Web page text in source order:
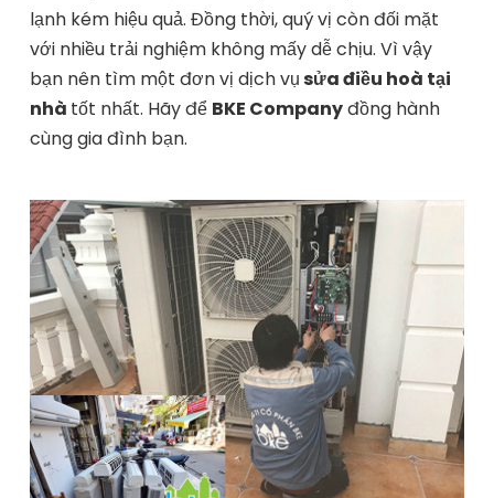
lạnh kém hiệu quả. Đồng thời, quý vị còn đối mặt
với nhiều trải nghiệm không mấy dễ chịu. Vì vậy
bạn nên tìm một đơn vị dịch vụsửa điều hoà tại
nhà tốt nhất. Hãy để BKE Companyđồng hành
cùng gia đình bạn.